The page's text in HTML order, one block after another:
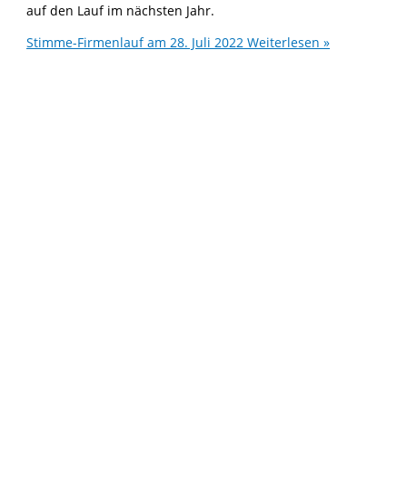
auf den Lauf im nächsten Jahr.
Stimme-Firmenlauf am 28. Juli 2022 Weiterlesen »